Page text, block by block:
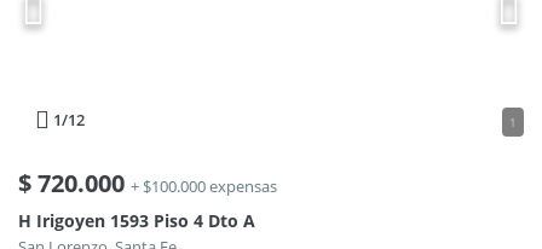
1/12 1
$720.000 + $100.000 expensas
H Irigoyen 1593 Piso 4 Dto A